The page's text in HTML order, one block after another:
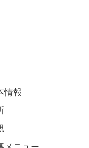
情報